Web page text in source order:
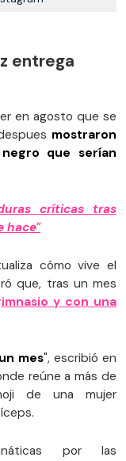
entrega
en agosto que se
mostraron
que serían
críticas tras
hace"
cómo vive el
que, tras un mes
y con una
mes", escribió en
reúne a más de
de una mujer
por las